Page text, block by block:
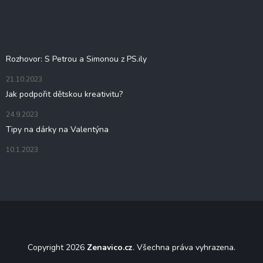
Rozhovor: S Petrou a Simonou z PS.ily
21.10.2023
Jak podpořit dětskou kreativitu?
24.9.2023
Tipy na dárky na Valentýna
10.1.2023
Copyright 2026 Zenavico.cz. Všechna práva vyhrazena.